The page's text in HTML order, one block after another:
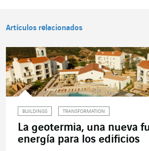
Artículos relacionados
BUILDINGS TRANSFORMATION
La geotermia, una nueva
energía para los edificios